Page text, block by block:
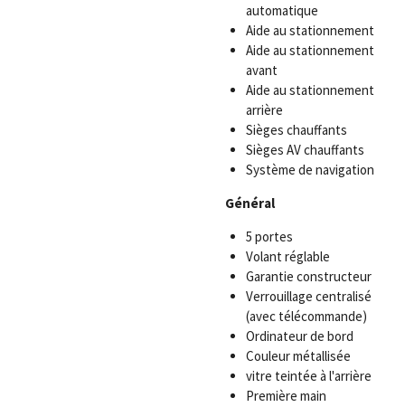
automatique
Aide au stationnement
Aide au stationnement
avant
Aide au stationnement
arrière
Sièges chauffants
Sièges AV chauffants
Système de navigation
Général
5 portes
Volant réglable
Garantie constructeur
Verrouillage centralisé
(avec télécommande)
Ordinateur de bord
Couleur métallisée
vitre teintée à l'arrière
Première main